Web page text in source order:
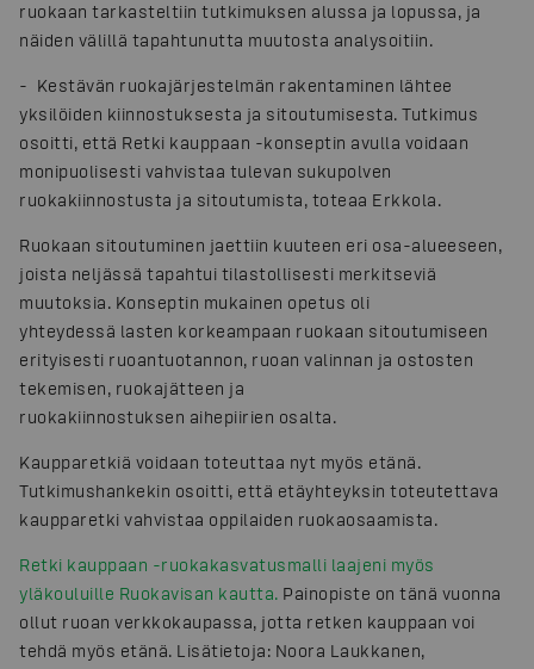
ruokaan tarkasteltiin tutkimuksen alussa ja lopussa, ja
näiden välillä tapahtunutta muutosta analysoitiin.
- Kestävän ruokajärjestelmän rakentaminen lähtee
yksilöiden kiinnostuksesta ja sitoutumisesta. Tutkimus
osoitti, että Retki kauppaan -konseptin avulla voidaan
monipuolisesti vahvistaa tulevan sukupolven
ruokakiinnostusta ja sitoutumista, toteaa Erkkola.
Ruokaan sitoutuminen jaettiin kuuteen eri osa-alueeseen,
joista neljässä tapahtui tilastollisesti merkitseviä
muutoksia. Konseptin mukainen opetus oli
yhteydessä lasten korkeampaan ruokaan sitoutumiseen
erityisesti ruoantuotannon, ruoan valinnan ja ostosten
tekemisen, ruokajätteen ja
ruokakiinnostuksen aihepiirien osalta.
Kaupparetkiä voidaan toteuttaa nyt myös etänä.
Tutkimushankekin osoitti, että etäyhteyksin toteutettava
kaupparetki vahvistaa oppilaiden ruokaosaamista.
Retki kauppaan -ruokakasvatusmalli laajeni myös
yläkouluille Ruokavisan kautta. Painopiste on tänä vuonna
ollut ruoan verkkokaupassa, jotta retken kauppaan voi
tehdä myös etänä. Lisätietoja: Noora Laukkanen,